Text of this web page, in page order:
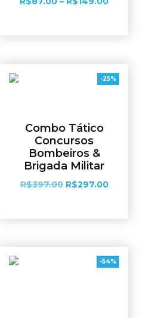
-25%
Combo Tático
Concursos
Bombeiros &
Brigada Militar
R$397.00 R$297.00
-54%